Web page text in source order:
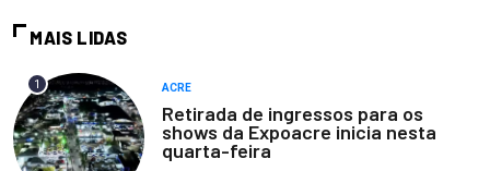
MAIS LIDAS
1 ACRE
Retirada de ingressos para os
shows da Expoacre inicia nesta
quarta-feira